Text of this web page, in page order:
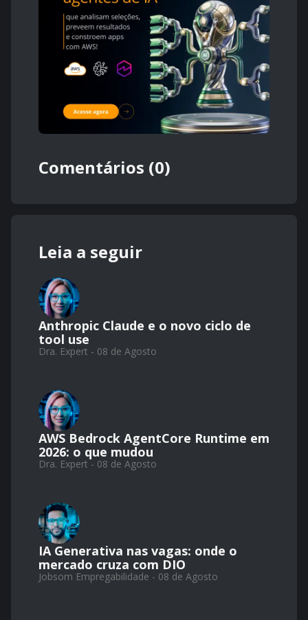
Comentários (0)
Leia a seguir
Anthropic Claude e o novo ciclo de
tool use
Dra. Expert - 08 de Agosto
AWS Bedrock AgentCore Runtime em
2026: o que mudou
Dra. Expert - 08 de Agosto
IA Generativa nas vagas: onde o
mercado cruza com DIO
Jobsom Empregabilidade - 08 de Agosto